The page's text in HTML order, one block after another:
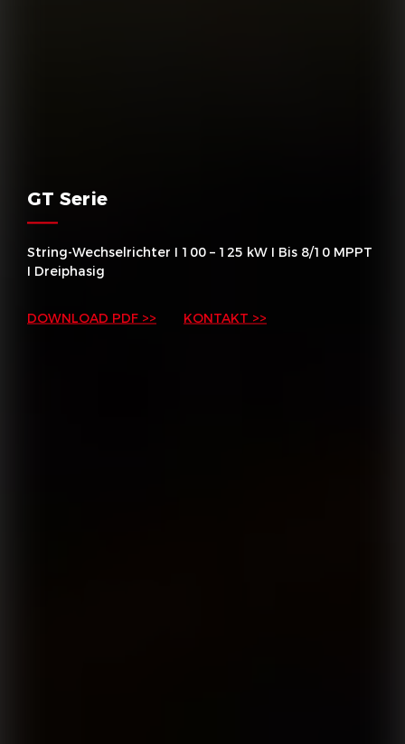
GT Serie
String-Wechselrichter I 100 – 125 kW I Bis 8/10 MPPT
I Dreiphasig
DOWNLOAD PDF >> KONTAKT >>